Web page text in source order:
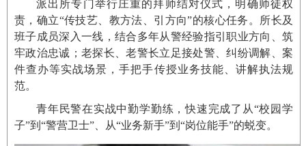
派出所专门举行庄重的拜师结对仪式，明确师徒权
责，确立“传技艺、教方法、引方向”的核心任务。所长及
班子成员深入一线，结合多年从警经验指引职业方向、筑
牢政治忠诚；老探长、老警长立足接处警、纠纷调解、案
件查办等实战场景，手把手传授业务技能、讲解执法规
范。
青年民警在实战中勤学勤练，快速完成了从“校园学
子”到“警营卫士”、从“业务新手”到“岗位能手”的蜕变。